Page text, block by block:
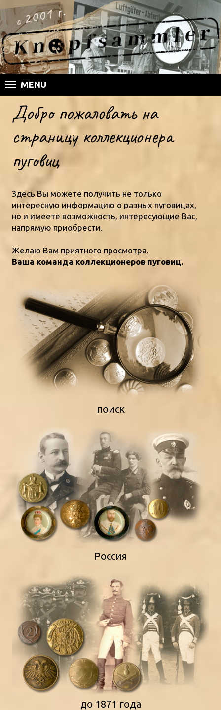
MENU
Добро пожаловать на
страницу коллекционера
пуговиц
Здесь Вы можете получить не только
интересную информацию о разных пуговицах,
но и имеете возможность, интересующие Вас,
напрямую приобрести.
Желаю Вам приятного просмотра.
Ваша команда коллекционеров пуговиц.
поиск
Россия
до 1871 года